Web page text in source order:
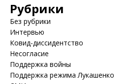
Рубрики
Без рубрики
Интервью
Ковид-диссидентство
Несогласие
Поддержка войны
Поддержка режима Лукашенко